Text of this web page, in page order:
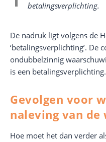
betalingsverplichting.
De nadruk ligt volgens de
‘betalingsverplichting’. De
ondubbelzinnig
is een betalingsverplichting.
Gevolgen voor
naleving van de
Hoe moet het dan verder